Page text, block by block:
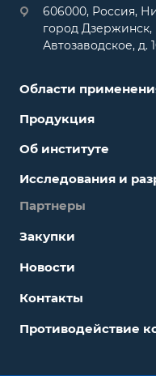
606000, Россия,
город Дзержинск,
Автозаводское, д.
Области
Продукция
Об институте
Исследования и
Партнеры
Закупки
Новости
Контакты
Противодействие